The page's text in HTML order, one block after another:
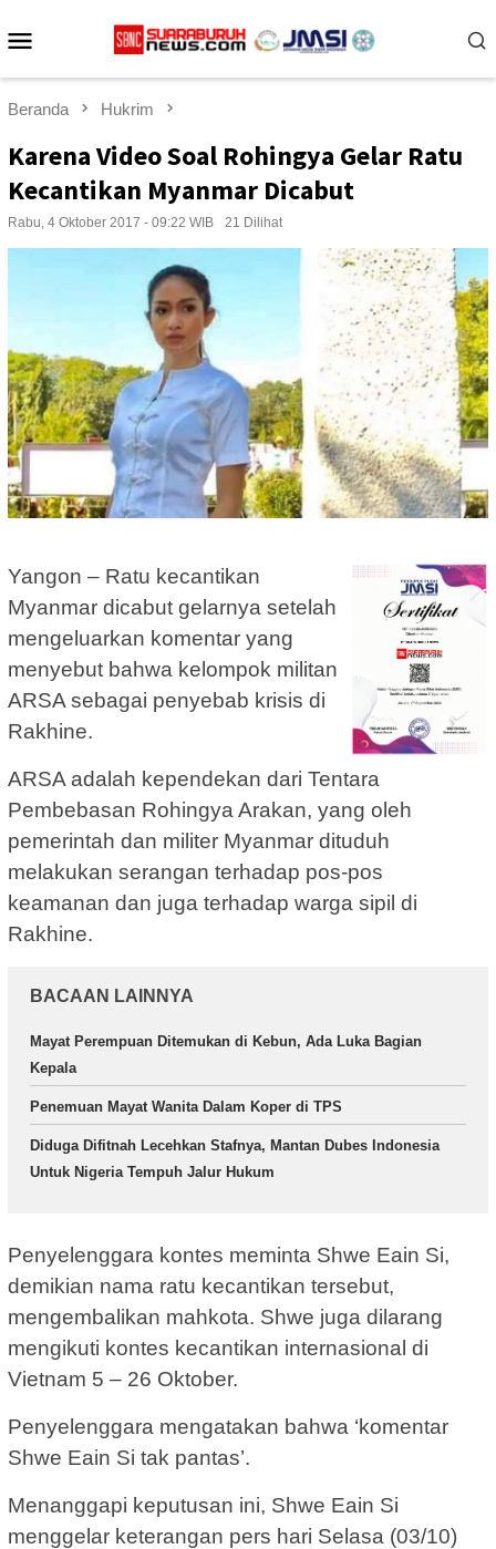
ke
Beranda Hukrim
Karena Video Soal Rohingya Gelar Ratu
Kecantikan Myanmar Dicabut
Rabu, 4 Oktober 2017 - 09:22 WIB 21 Dilihat
Yangon – Ratu kecantikan
Myanmar dicabut gelarnya setelah
mengeluarkan komentar yang
menyebut bahwa kelompok militan
ARSA sebagai penyebab krisis di
Rakhine.
ARSA adalah kependekan dari Tentara
Pembebasan Rohingya Arakan, yang oleh
pemerintah dan militer Myanmar dituduh
melakukan serangan terhadap pos-pos
keamanan dan juga terhadap warga sipil di
Rakhine.
BACAAN LAINNYA
Mayat Perempuan Ditemukan di Kebun, Ada Luka Bagian
Kepala
Penemuan Mayat Wanita Dalam Koper di TPS
Diduga Difitnah Lecehkan Stafnya, Mantan Dubes Indonesia
Untuk Nigeria Tempuh Jalur Hukum
Penyelenggara kontes meminta Shwe Eain Si,
demikian nama ratu kecantikan tersebut,
mengembalikan mahkota. Shwe juga dilarang
mengikuti kontes kecantikan internasional di
Vietnam 5 – 26 Oktober.
Penyelenggara mengatakan bahwa ‘komentar
Shwe Eain Si tak pantas’.
Menanggapi keputusan ini, Shwe Eain Si
menggelar keterangan pers hari Selasa (03/10)